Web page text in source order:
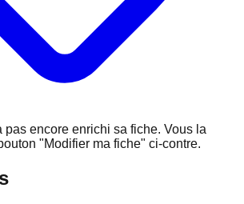
pas encore enrichi sa fiche. Vous la
"Modifier ma fiche" ci-contre.